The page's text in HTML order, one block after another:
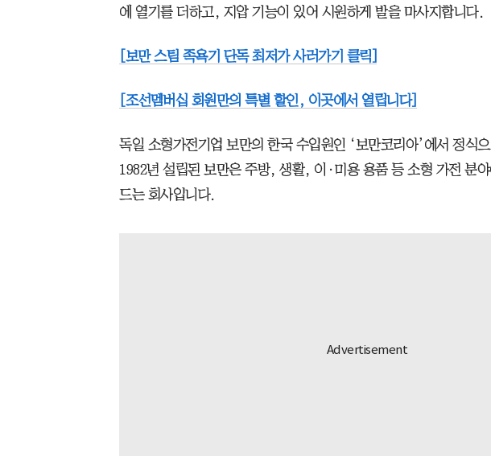
에 열기를 더하고, 지압 기능이 있어 시원하게 발을 마사지합니다.
[보만 스팀 족욕기 단독 최저가 사러가기 클릭]
[조선멤버십 회원만의 특별 할인, 이곳에서 열립니다]
독일 소형가전기업 보만의 한국 수입원인 ‘보만코리아’에서 정식
1982년 설립된 보만은 주방, 생활, 이·미용 용품 등 소형 가전 분
드는 회사입니다.